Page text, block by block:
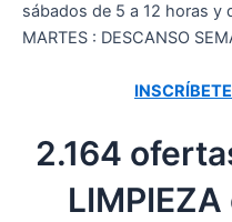
sábados de 5 a 12 horas y
MARTES : DESCANSO
2.164